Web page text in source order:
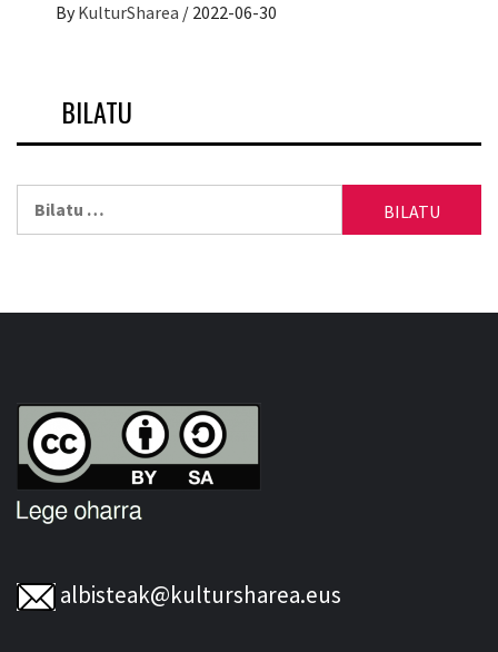
By KulturSharea / 2022-06-30
BILATU
albisteak@kultursharea.eus